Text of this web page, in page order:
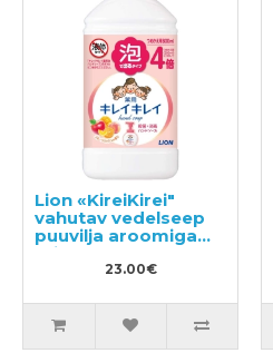
Lion «KireiKirei"
vahutav vedelseep
puuvilja aroomiga
täitepakend 800ml
23.00€